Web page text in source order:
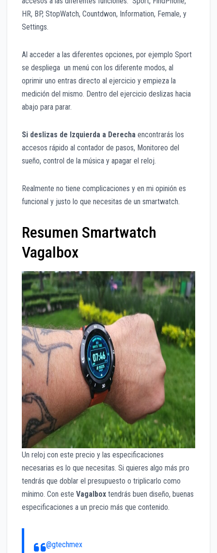
HR, BP, StopWatch, Countdwon, Information, Female, y
Settings.
Al acceder a las diferentes opciones, por ejemplo Sport
se despliega un menú con los diferente modos, al
oprimir uno entras directo al ejercicio y empieza la
medición del mismo. Dentro del ejercicio deslizas hacia
abajo para parar.
Si deslizas de Izquierda a Derecha encontrarás los
accesos rápido al contador de pasos, Monitoreo del
sueño, control de la música y apagar el reloj.
Realmente no tiene complicaciones y en mi opinión es
funcional y justo lo que necesitas de un smartwatch.
Resumen Smartwatch
Vagalbox
Un reloj con este precio y las especificaciones
necesarias es lo que necesitas. Si quieres algo más pro
tendrás que doblar el presupuesto o triplicarlo como
mínimo. Con este Vagalbox tendrás buen diseño, buenas
especificaciones a un precio más que contenido.
@gtechmex